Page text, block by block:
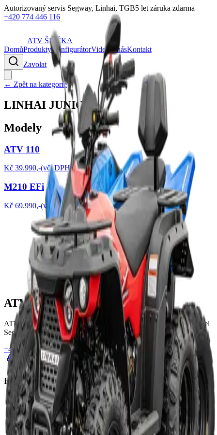
Autorizovaný servis Segway, Linhai, TGB5 let záruka zdarma
+420 774 446 116
ATV ŠPIČKA
DomůProduktyKonfigurátorVidea O násKontakt
Zavolat
← Zpět na kategorie
LINHAI JUNIOR
Modely
ATV 110
Kč 39.990,-(vč. DPH)
M210 EFi
Kč 69.990,-(vč. DPH)
ATV ŠPIČKA
ATV ŠPIČKA - Váš specialista na prodej a servis terénních vozidel
Segway, Linhai a TGB.
+420 774 446 116spicka@atvspicka.cz
Rychlé odkazy
Produkty
Konfigurátor
Videa
O nás